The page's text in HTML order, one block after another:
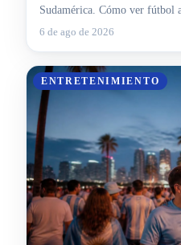
Sudamérica. Cómo ver fútbol
Estados Unidos.
6 de ago de 2026
ENTRETENIMIENTO